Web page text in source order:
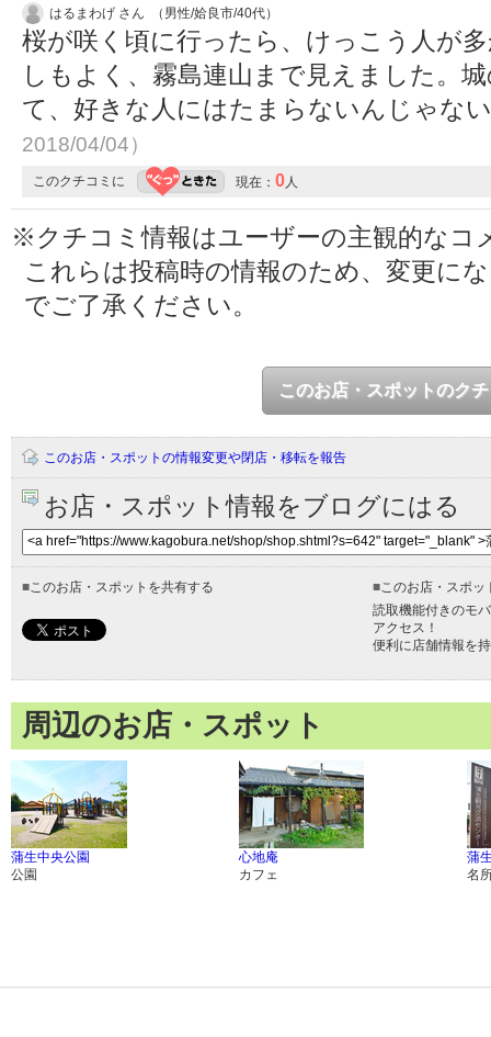
はるまわげ さん （男性/姶良市/40代）
桜が咲く頃に行ったら、けっこう人が
しもよく、霧島連山まで見えました。
て、好きな人にはたまらないんじゃな
2018/04/04）
このクチコミに 現在： 0 人
※クチコミ情報はユーザーの主観的なコ
これらは投稿時の情報のため、変更に
でご了承ください。
このお店・スポットのク
このお店・スポットの情報変更や閉店・移転を報告
お店・スポット情報をブログにはる
■ このお店・スポットを共有する ■ このお店・スポ
読取機能付きのモ
アクセス！
便利に店舗情報を
周辺のお店・スポット
蒲生中央公園
公園
心地庵
カフェ
蒲
名